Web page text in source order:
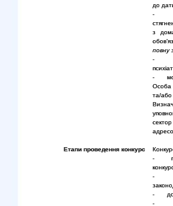
до
-
з
повну
-
-
Особа
та/або
Етапи проведення конкурс
-
-
-
-